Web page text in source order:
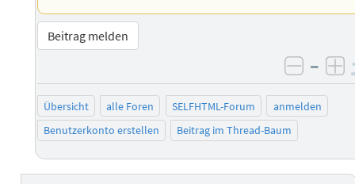
Beitrag melden
–
Übersicht alle Foren SELFHTML-Forum
anmelden
Benutzerkonto erstellen
Beitrag im Thread-Baum